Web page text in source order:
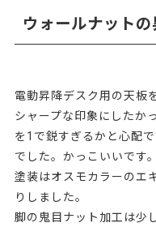
ウォールナットの
電動昇降デスク用の天板
シャープな印象にしたか
を1で鋭すぎるかと心配
でした。かっこいいです。
塗装はオスモカラーのエ
りしました。
脚の鬼目ナット加工は少